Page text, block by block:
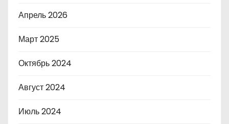
Апрель 2026
Март 2025
Октябрь 2024
Август 2024
Июль 2024